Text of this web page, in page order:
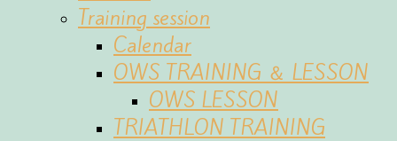
Training session
Calendar
OWS TRAINING ＆ LESSON
OWS LESSON
TRIATHLON TRAINING